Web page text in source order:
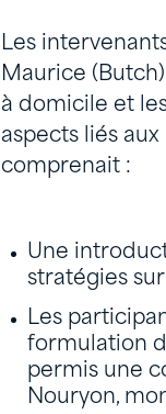
Les
Maurice
à domicile et
aspects liés
comprenait :
Une
stratégies
Les
formulation
permis une
Nouryon,